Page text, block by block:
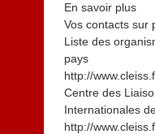
En savoir plus
Vos contacts sur
Liste des
pays
http://
Centre des
Internationales
http://